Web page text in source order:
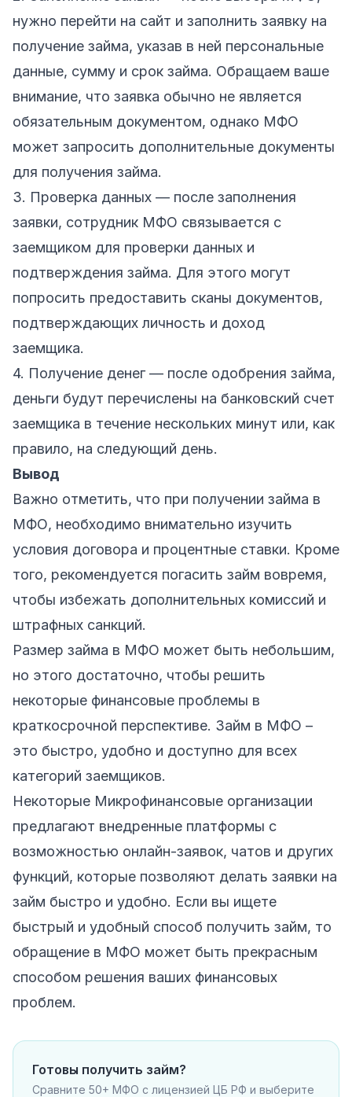
нужно перейти на сайт и заполнить заявку на
получение займа, указав в ней персональные
данные, сумму и срок займа. Обращаем ваше
внимание, что заявка обычно не является
обязательным документом, однако МФО
может запросить дополнительные документы
для получения займа.
3. Проверка данных — после заполнения
заявки, сотрудник МФО связывается с
заемщиком для проверки данных и
подтверждения займа. Для этого могут
попросить предоставить сканы документов,
подтверждающих личность и доход
заемщика.
4. Получение денег — после одобрения займа,
деньги будут перечислены на банковский счет
заемщика в течение нескольких минут или, как
правило, на следующий день.
Вывод
Важно отметить, что при получении займа в
МФО, необходимо внимательно изучить
условия договора и процентные ставки. Кроме
того, рекомендуется погасить займ вовремя,
чтобы избежать дополнительных комиссий и
штрафных санкций.
Размер займа в МФО может быть небольшим,
но этого достаточно, чтобы решить
некоторые финансовые проблемы в
краткосрочной перспективе. Займ в МФО –
это быстро, удобно и доступно для всех
категорий заемщиков.
Некоторые Микрофинансовые организации
предлагают внедренные платформы с
возможностью онлайн-заявок, чатов и других
функций, которые позволяют делать заявки на
займ быстро и удобно. Если вы ищете
быстрый и удобный способ получить займ, то
обращение в МФО может быть прекрасным
способом решения ваших финансовых
проблем.
Готовы получить займ?
Сравните 50+ МФО с лицензией ЦБ РФ и выберите